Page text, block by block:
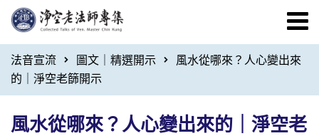
法音宣流 圖文｜精選開示
風水從哪來？人心變出來
的｜淨空老篩開示
風水從哪來？人心變出來的｜淨空老